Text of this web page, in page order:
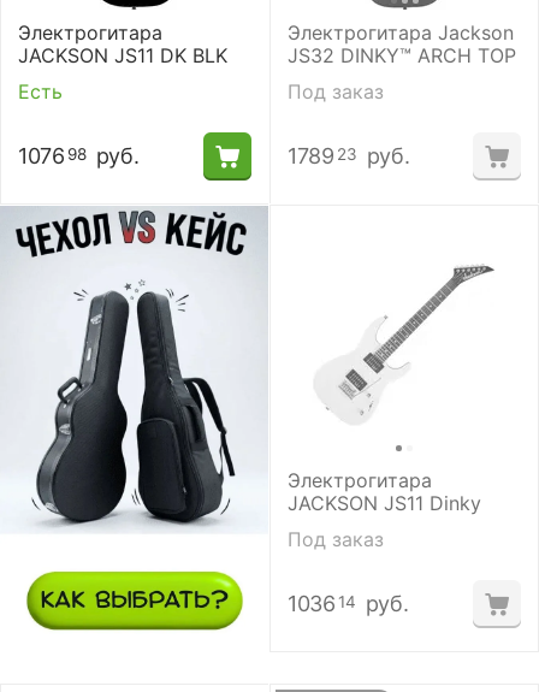
Электрогитара
JACKSON JS11 DK BLK
Есть
1076 98 руб.
Электрогитара Jackson
JS32 DINKY™ ARCH TOP
Под заказ
1789 23 руб.
Электрогитара
JACKSON JS11 Dinky
Под заказ
1036 14 руб.